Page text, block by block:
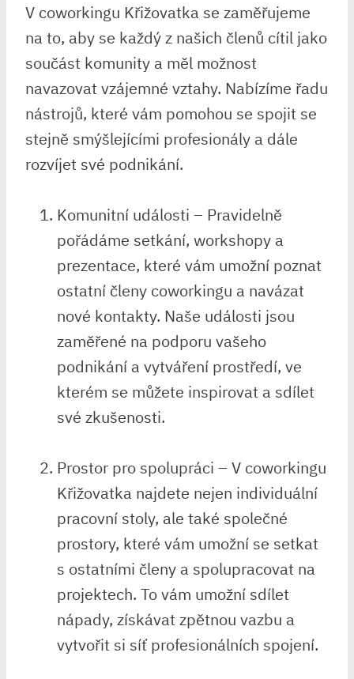
V coworkingu Křižovatka se zaměřujeme
na to, aby se každý z našich členů cítil jako
součást komunity a měl možnost
navazovat vzájemné vztahy. Nabízíme řadu
nástrojů, které vám pomohou se spojit se
stejně smýšlejícími profesionály a dále
rozvíjet své podnikání.
Komunitní události – Pravidelně
pořádáme setkání, workshopy a
prezentace, které vám umožní poznat
ostatní členy coworkingu a navázat
nové kontakty. Naše události jsou
zaměřené na podporu vašeho
podnikání a vytváření prostředí, ve
kterém se můžete inspirovat a sdílet
své zkušenosti.
Prostor pro spolupráci – V coworkingu
Křižovatka najdete nejen individuální
pracovní stoly, ale také společné
prostory, které vám umožní se setkat
s ostatními členy a spolupracovat na
projektech. To vám umožní sdílet
nápady, získávat zpětnou vazbu a
vytvořit si síť profesionálních spojení.